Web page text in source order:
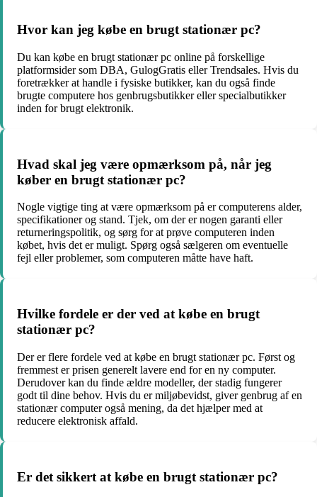
Hvor kan jeg købe en brugt stationær pc?
Du kan købe en brugt stationær pc online på forskellige
platformsider som DBA, GulogGratis eller Trendsales. Hvis du
foretrækker at handle i fysiske butikker, kan du også finde
brugte computere hos genbrugsbutikker eller specialbutikker
inden for brugt elektronik.
Hvad skal jeg være opmærksom på, når jeg
køber en brugt stationær pc?
Nogle vigtige ting at være opmærksom på er computerens alder,
specifikationer og stand. Tjek, om der er nogen garanti eller
returneringspolitik, og sørg for at prøve computeren inden
købet, hvis det er muligt. Spørg også sælgeren om eventuelle
fejl eller problemer, som computeren måtte have haft.
Hvilke fordele er der ved at købe en brugt
stationær pc?
Der er flere fordele ved at købe en brugt stationær pc. Først og
fremmest er prisen generelt lavere end for en ny computer.
Derudover kan du finde ældre modeller, der stadig fungerer
godt til dine behov. Hvis du er miljøbevidst, giver genbrug af en
stationær computer også mening, da det hjælper med at
reducere elektronisk affald.
Er det sikkert at købe en brugt stationær pc?